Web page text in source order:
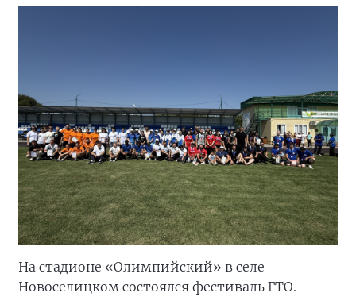
На стадионе «Олимпийский» в селе
Новоселицком состоялся фестиваль ГТО.